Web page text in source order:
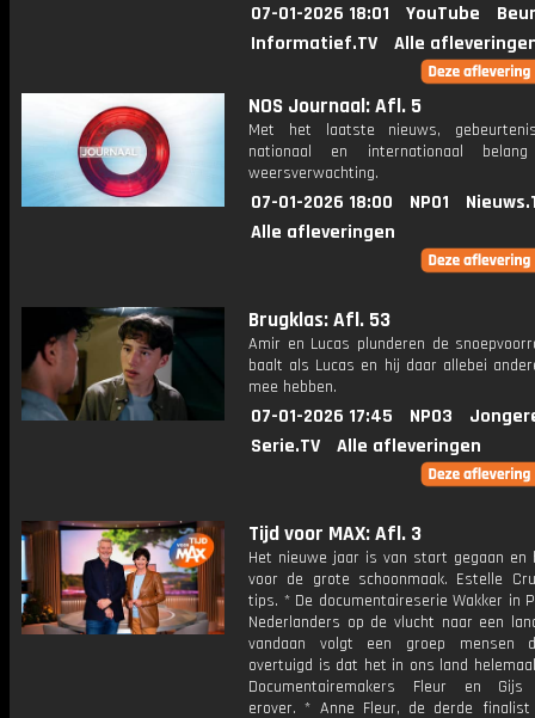
07-01-2026 18:01 YouTube
Informatief.TV
Alle
NOS Journaal: Afl. 5
Met het laatste nieuws,
nationaal en internationaal
weersverwachting.
07-01-2026 18:00 NPO1
Alle afleveringen
Brugklas: Afl. 53
Amir en Lucas plunderen de
baalt als Lucas en hij daar allebei
mee hebben.
07-01-2026 17:45 NPO3
Serie.TV
Alle afleveringen
Tijd voor MAX: Afl. 3
Het nieuwe jaar is van start gegaan
voor de grote schoonmaak. Estelle
tips. * De documentaireserie Wakker in
Nederlanders op de vlucht naar een
vandaan volgt een groep mensen
overtuigd is dat het in ons land
Documentairemakers Fleur en Gijs
erover. * Anne Fleur, de derde finalist